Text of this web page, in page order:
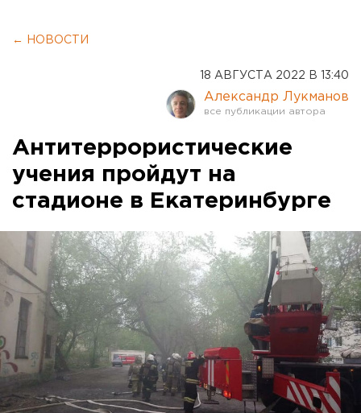
← НОВОСТИ
18 АВГУСТА 2022 В 13:40
Александр Лукманов
Антитеррористические
учения пройдут на
стадионе в Екатеринбурге